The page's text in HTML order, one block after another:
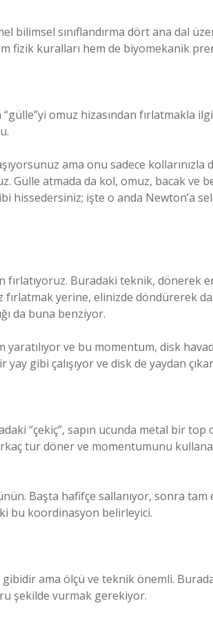
bilimsel sınıflandırma dört ana dal
fizik kuralları hem de biyomekanik
omuz hizasından fırlatmakla
ama onu sadece kollarınızla
Gülle atmada da kol, omuz, bacak ve
hissedersiniz; işte o anda Newton’a
fırlatıyoruz. Buradaki teknik, dönerek
yerine, elinizde döndürerek
da buna benziyor.
yaratılıyor ve bu momentum, disk
gibi çalışıyor ve disk de yaydan
“çekiç”, sapın ucunda metal bir top
tur döner ve momentumunu
Başta hafifçe sallanıyor, sonra
bu koordinasyon belirleyici.
ama ölçü ve teknik önemli.
şekilde vurmak gerekiyor.